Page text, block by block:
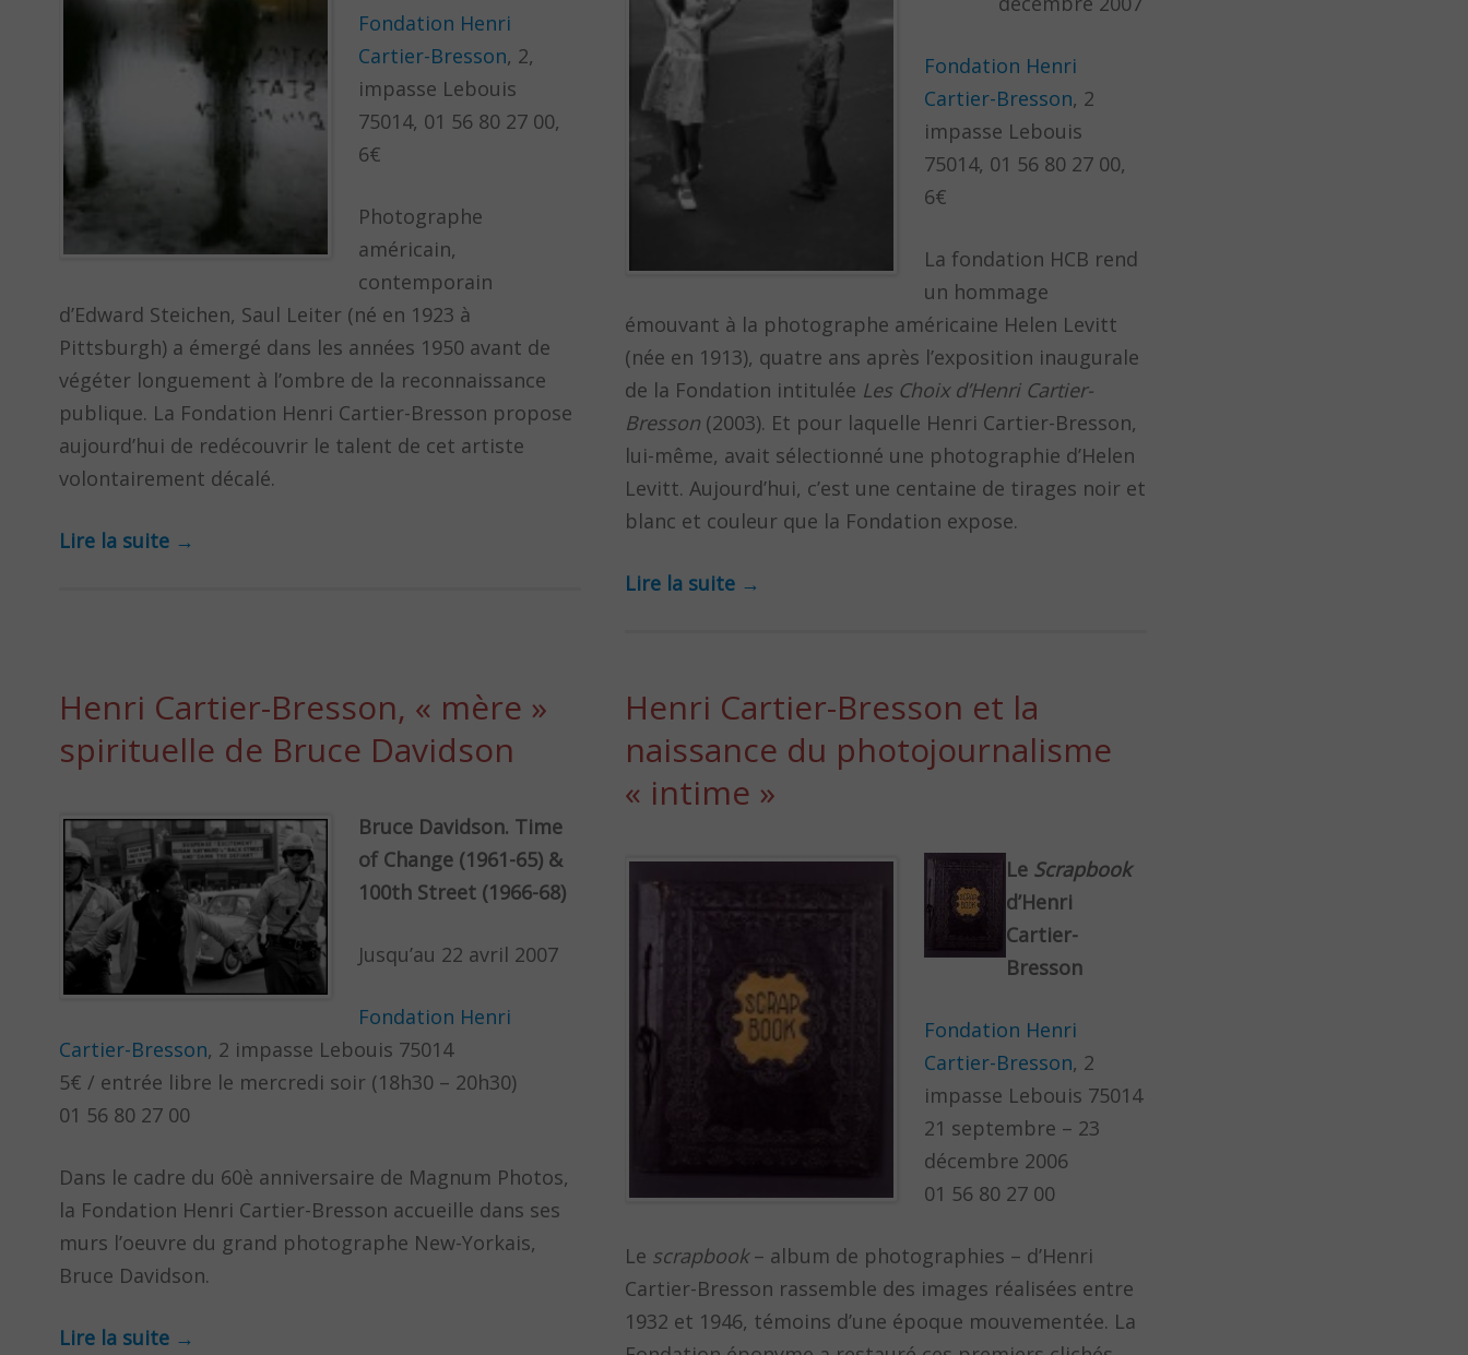
Fondation Henri
Cartier-Bresson, 2,
impasse Lebouis
75014, 01 56 80 27 00,
6€
Photographe
américain,
contemporain
d’Edward Steichen, Saul Leiter (né en 1923 à
Pittsburgh) a émergé dans les années 1950 avant de
végéter longuement à l’ombre de la reconnaissance
publique. La Fondation Henri Cartier-Bresson propose
aujourd’hui de redécouvrir le talent de cet artiste
volontairement décalé.
Lire la suite →
Fondation Henri
Cartier-Bresson, 2
impasse Lebouis
75014, 01 56 80 27 00,
6€
La fondation HCB rend
un hommage
émouvant à la photographe américaine Helen Levitt
(née en 1913), quatre ans après l’exposition inaugurale
de la Fondation intitulée Les Choix d’Henri Cartier-
Bresson(2003). Et pour laquelle Henri Cartier-Bresson,
lui-même, avait sélectionné une photographie d’Helen
Levitt. Aujourd’hui, c’est une centaine de tirages noir et
blanc et couleur que la Fondation expose.
Lire la suite →
Henri Cartier-Bresson, « mère »
spirituelle de Bruce Davidson
Bruce Davidson. Time
of Change (1961-65) &
100th Street (1966-68)
Jusqu’au 22 avril 2007
Fondation Henri
Cartier-Bresson, 2 impasse Lebouis 75014
5€ / entrée libre le mercredi soir (18h30 – 20h30)
01 56 80 27 00
Dans le cadre du 60è anniversaire de Magnum Photos,
la Fondation Henri Cartier-Bresson accueille dans ses
murs l’oeuvre du grand photographe New-Yorkais,
Bruce Davidson.
Lire la suite →
Henri Cartier-Bresson et la
naissance du photojournalisme
« intime »
Le Scrapbook
d’Henri
Cartier-
Bresson
Fondation Henri
Cartier-Bresson, 2
impasse Lebouis 75014
21 septembre – 23
décembre 2006
01 56 80 27 00
Le scrapbook– album de photographies – d’Henri
Cartier-Bresson rassemble des images réalisées entre
1932 et 1946, témoins d’une époque mouvementée. La